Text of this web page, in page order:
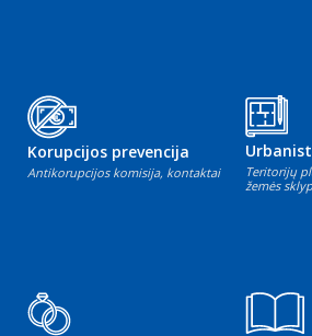
Korupcijos prevencija
Antikorupcijos komisija, kontaktai
Teritorijų
žemės